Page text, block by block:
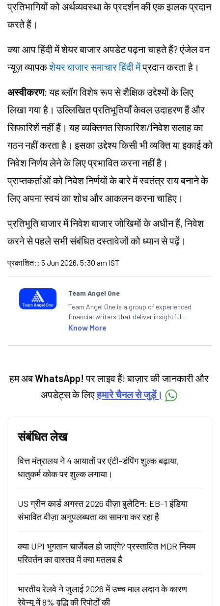
प्रतिभागियों को अर्थव्यवस्था के प्रदर्शन की एक झलक प्रदान
करते हैं।
क्या आप हिंदी में शेयर बाजार अपडेट पढ़ना चाहते हैं? एंजेल वन
न्यूज़ व्यापकशेयर बाजार समाचार हिंदी मेंप्रदान करता है।
अस्वीकरण: यह ब्लॉग विशेष रूप से शैक्षिक उद्देश्यों के लिए
लिखा गया है। उल्लिखित प्रतिभूतियाँ केवल उदाहरण हैं और
सिफारिशें नहीं हैं। यह व्यक्तिगत सिफारिश/निवेशसलाह का
गठन नहीं करता है। इसका उद्देश्य किसी भी व्यक्ति या इकाई को
निवेश निर्णय लेने के लिए प्रभावित करना नहीं है।
प्राप्तकर्ताओं को निवेश निर्णयों के बारे में स्वतंत्र राय बनाने के
लिए अपना स्वयं का शोध और आकलन करना चाहिए।
प्रतिभूति बाजार में निवेश बाजारजोखिमोंके अधीन हैं, निवेश
करने से पहले सभी संबंधित दस्तावेजों को ध्यान से पढ़ें।
प्रकाशित: : 5 Jun 2026, 5:30 am IST
Team Angel One
Team Angel One is a group of experienced
financial writers that deliver insightful
articles on the stock market, IPO, economy,
categories.
Know More
हम अबWhatsApp! पर लाइव हैं! बाज़ार की जानकारी और
अपडेट्स के लिएहमारे चैनल से जुड़ें।
संबंधित लेख
वित्त मंत्रालय ने 4 आयातों पर एंटी-डंपिंग शुल्क बढ़ाया,
धातुकर्म कोक पर शुल्क लगाया।
US ग्रीन कार्ड अगस्त 2026 वीज़ा बुलेटिन: EB-1 इंडिया
संभावित वीज़ा अनुपलब्धता का सामना कर रहा है
क्या UPI भुगतान चार्जेबल हो जाएंगे? प्रस्तावित MDR नियम
परिवर्तन का वास्तव में क्या मतलब है
भारतीय रेलवे ने जुलाई 2026 में उच्च माल लदान के कारण
रेवेन्यू में 8% वृद्धि की रिपोर्टों की